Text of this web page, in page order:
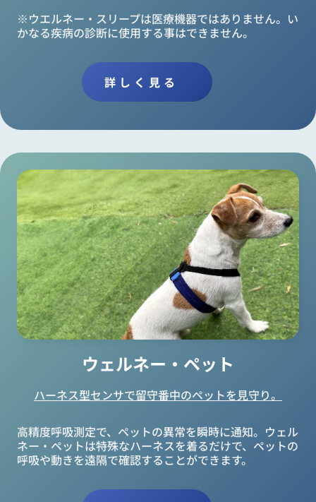
※ウエルネー・スリープは医療機器ではありません。い
かなる疾病の診断に使用する事はできません。
詳しく見る
ウェルネー・ペット
ハーネス型センサで留守番中のペットを見守り。
高精度呼吸測定で、ペットの異常を瞬時に通知。ウェル
ネー・ペットは特殊なハーネスを着るだけで、ペットの
呼吸や動きを遠隔で確認することができます。